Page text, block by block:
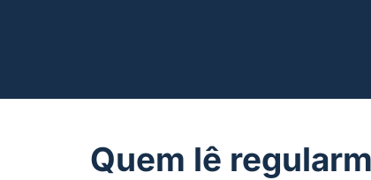
Quem lê